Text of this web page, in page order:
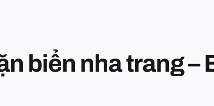
biển nha trang –